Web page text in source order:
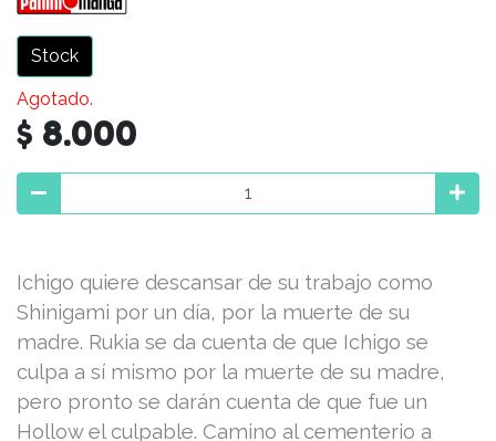
Stock
Agotado.
$ 8.000
Ichigo quiere descansar de su trabajo como
Shinigami por un día, por la muerte de su
madre. Rukia se da cuenta de que Ichigo se
culpa a sí mismo por la muerte de su madre,
pero pronto se darán cuenta de que fue un
Hollow el culpable. Camino al cementerio a